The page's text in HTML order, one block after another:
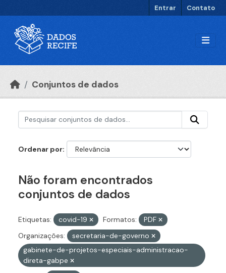
Entrar Contato
Conjuntos de dados
Ordenar por
Não foram encontrados
conjuntos de dados
Etiquetas: covid-19 Formatos:
PDF
Organizações:
secretaria-de-governo
gabinete-de-projetos-especiais-administracao-
direta-gabpe